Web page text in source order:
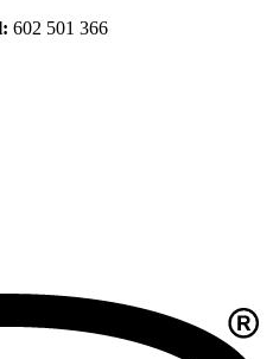
602 501 366